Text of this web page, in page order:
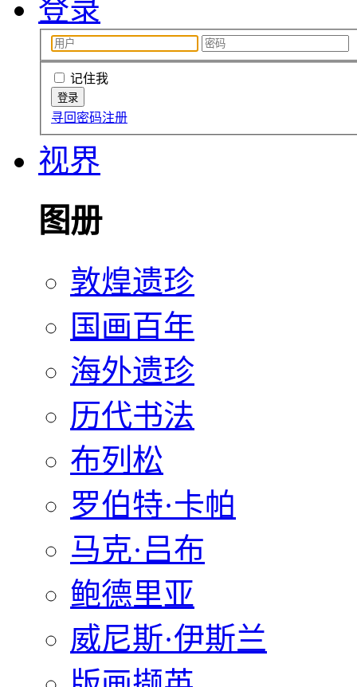
登录
记住我
寻回密码注册
视界
图册
敦煌遗珍
国画百年
海外遗珍
历代书法
布列松
罗伯特·卡帕
马克·吕布
鲍德里亚
威尼斯·伊斯兰